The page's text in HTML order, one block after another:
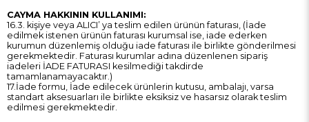
CAYMA HAKKININ KULLANIMI:
16.3. kişiye veya ALICI’ ya teslim edilen ürünün faturası, (İade
edilmek istenen ürünün faturası kurumsal ise, iade ederken
kurumun düzenlemiş olduğu iade faturası ile birlikte gönderilmesi
gerekmektedir. Faturası kurumlar adına düzenlenen sipariş
iadeleri İADE FATURASI kesilmediği takdirde
tamamlanamayacaktır.)
17.İade formu, İade edilecek ürünlerin kutusu, ambalajı, varsa
standart aksesuarları ile birlikte eksiksiz ve hasarsız olarak teslim
edilmesi gerekmektedir.